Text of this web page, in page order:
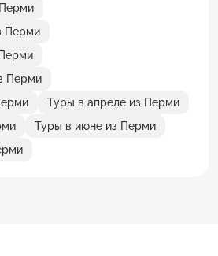
Перми
Перми
Туры в апреле из Перми
Туры в июне из Перми